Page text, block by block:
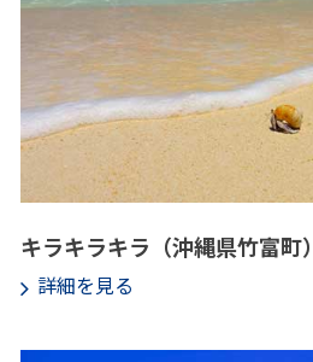
キラキラキラ（沖縄県竹富町）
詳細を見る